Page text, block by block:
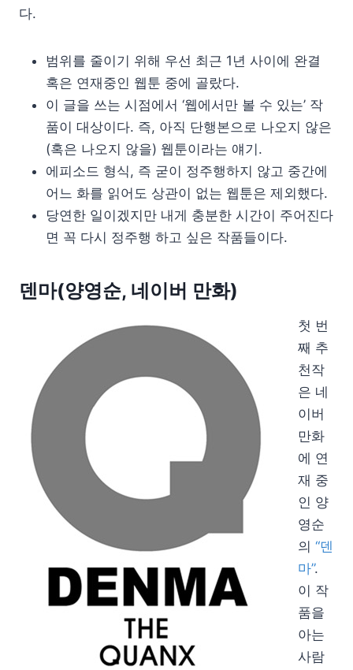
다.
범위를 줄이기 위해 우선 최근 1년 사이에 완결
혹은 연재중인 웹툰 중에 골랐다.
이 글을 쓰는 시점에서 ‘웹에서만 볼 수 있는’ 작
품이 대상이다. 즉, 아직 단행본으로 나오지 않은
(혹은 나오지 않을) 웹툰이라는 얘기.
에피소드 형식, 즉 굳이 정주행하지 않고 중간에
어느 화를 읽어도 상관이 없는 웹툰은 제외했다.
당연한 일이겠지만 내게 충분한 시간이 주어진다
면 꼭 다시 정주행 하고 싶은 작품들이다.
덴마(양영순, 네이버 만화)
첫 번
째 추
천작
은 네
이버
만화
에 연
재 중
인 양
영순
의 “덴
마”.
이 작
품을
아는
사람